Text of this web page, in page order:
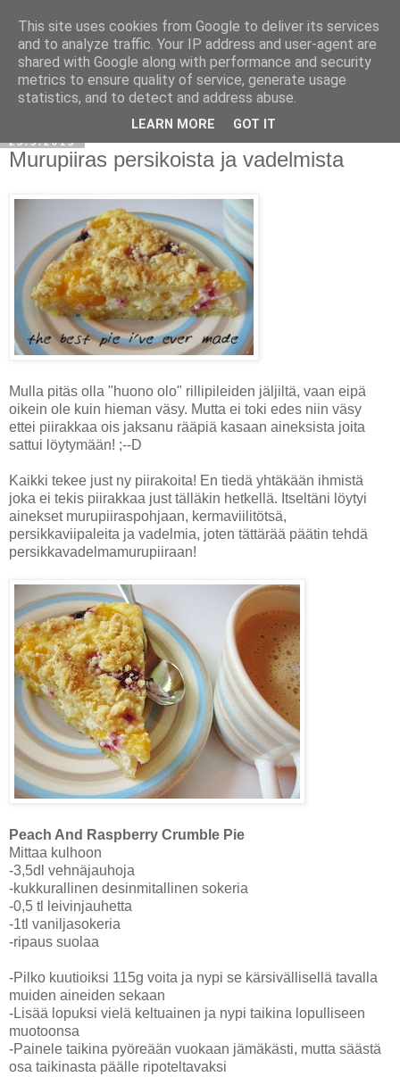
25.5.2013
Murupiiras persikoista ja vadelmista
Mulla pitäs olla "huono olo" rillipileiden jäljiltä, vaan eipä
oikein ole kuin hieman väsy. Mutta ei toki edes niin väsy
ettei piirakkaa ois jaksanu rääpiä kasaan aineksista joita
sattui löytymään! ;--D
Kaikki tekee just ny piirakoita! En tiedä yhtäkään ihmistä
joka ei tekis piirakkaa just tälläkin hetkellä. Itseltäni löytyi
ainekset murupiiraspohjaan, kermaviilitötsä,
persikkaviipaleita ja vadelmia, joten tättärää päätin tehdä
persikkavadelmamurupiiraan!
Peach And Raspberry Crumble Pie
Mittaa kulhoon
-3,5dl vehnäjauhoja
-kukkurallinen desinmitallinen sokeria
-0,5 tl leivinjauhetta
-1tl vaniljasokeria
-ripaus suolaa
-Pilko kuutioiksi 115g voita ja nypi se kärsivällisellä tavalla
muiden aineiden sekaan
-Lisää lopuksi vielä keltuainen ja nypi taikina lopulliseen
muotoonsa
-Painele taikina pyöreään vuokaan jämäkästi, mutta säästä
osa taikinasta päälle ripoteltavaksi
This site uses cookies from Google to deliver its services
and to analyze traffic. Your IP address and user-agent are
shared with Google along with performance and security
metrics to ensure quality of service, generate usage
statistics, and to detect and address abuse.
LEARN MORE GOT IT